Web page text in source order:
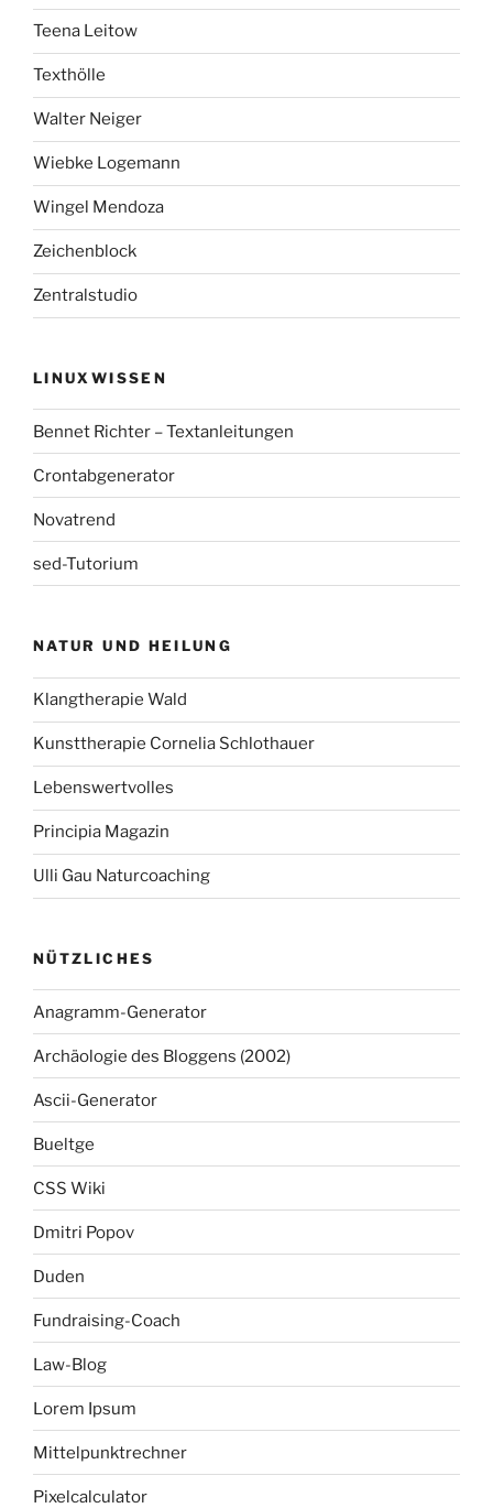
Teena Leitow
Texthölle
Walter Neiger
Wiebke Logemann
Wingel Mendoza
Zeichenblock
Zentralstudio
LINUXWISSEN
Bennet Richter – Textanleitungen
Crontabgenerator
Novatrend
sed-Tutorium
NATUR UND HEILUNG
Klangtherapie Wald
Kunsttherapie Cornelia Schlothauer
Lebenswertvolles
Principia Magazin
Ulli Gau Naturcoaching
NÜTZLICHES
Anagramm-Generator
Archäologie des Bloggens (2002)
Ascii-Generator
Bueltge
CSS Wiki
Dmitri Popov
Duden
Fundraising-Coach
Law-Blog
Lorem Ipsum
Mittelpunktrechner
Pixelcalculator